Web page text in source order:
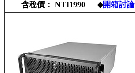
含稅價： NT11990 ◆開箱討論